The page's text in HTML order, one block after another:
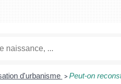
d'urbanisme > Peut-on